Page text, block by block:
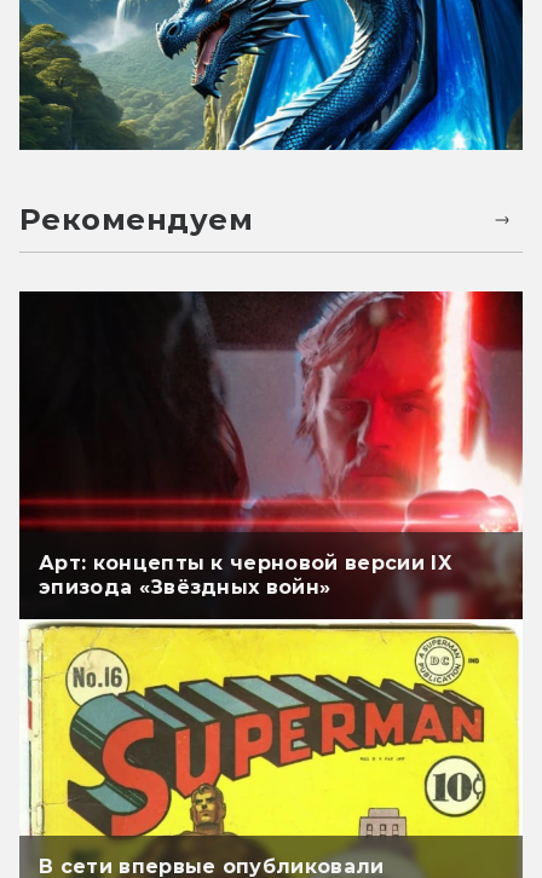
Рекомендуем
Арт: концепты к черновой версии IX
эпизода «Звёздных войн»
В сети впервые опубликовали